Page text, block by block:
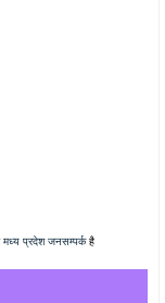
मध्य प्रदेश जनसम्पर्कहै